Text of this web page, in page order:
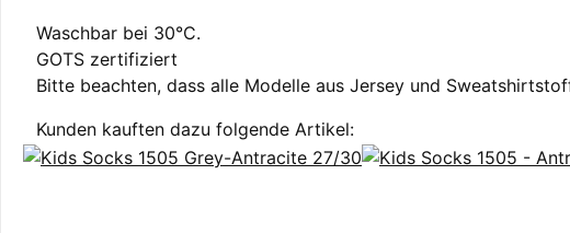
Waschbar bei 30°C.
GOTS zertifiziert
Bitte beachten, dass alle Modelle aus Jersey und
Kunden kauften dazu folgende Artikel: